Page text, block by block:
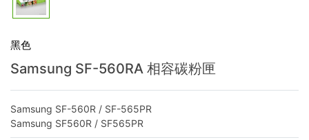
黑色
Samsung SF-560RA 相容碳粉匣
Samsung SF-560R / SF-565PR
Samsung SF560R / SF565PR